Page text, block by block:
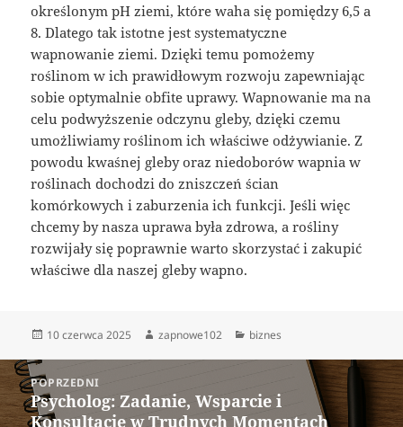
określonym pH ziemi, które waha się pomiędzy 6,5 a
8. Dlatego tak istotne jest systematyczne
wapnowanie ziemi. Dzięki temu pomożemy
roślinom w ich prawidłowym rozwoju zapewniając
sobie optymalnie obfite uprawy. Wapnowanie ma na
celu podwyższenie odczynu gleby, dzięki czemu
umożliwiamy roślinom ich właściwe odżywianie. Z
powodu kwaśnej gleby oraz niedoborów wapnia w
roślinach dochodzi do zniszczeń ścian
komórkowych i zaburzenia ich funkcji. Jeśli więc
chcemy by nasza uprawa była zdrowa, a rośliny
rozwijały się poprawnie warto skorzystać i zakupić
właściwe dla naszej gleby wapno.
Data
10 czerwca 2025 Autor
zapnowe102 Kategorie
biznes
Nawigacja
wpisuPOPRZEDNI
Poprzedni
wpis:
Psycholog: Zadanie, Wsparcie i
Konsultacje w Trudnych Momentach